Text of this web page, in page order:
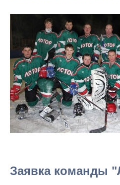
Заявка команды